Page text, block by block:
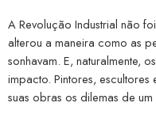
A Revolução Industrial não
alterou a maneira como as
sonhavam. E, naturalmente,
impacto. Pintores, escultores
suas obras os dilemas de